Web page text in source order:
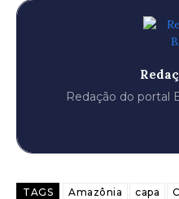
Redação do portal
TAGS Amazônia capa